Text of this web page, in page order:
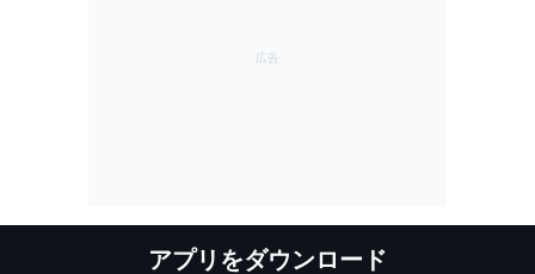
アプリをダウンロード